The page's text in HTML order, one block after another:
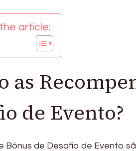
article:
as
de Evento?
Bónus de Desafio de Evento